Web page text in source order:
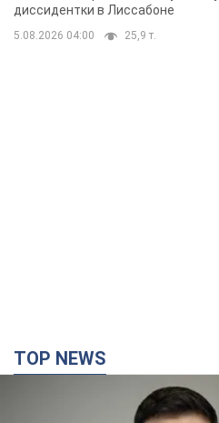
Украина будет